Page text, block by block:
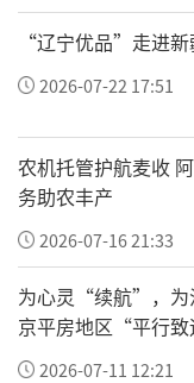
“辽宁优品”走进
2026-07-22 17:51
农机托管护航麦收
务助农丰产
2026-07-16 21:33
为心灵“续航”，为治
京平房地区“平行
基层干部轻装上阵
2026-07-11 12:21